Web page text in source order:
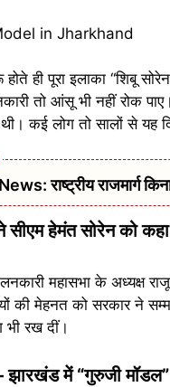
ही पूरा इलाका “शिबू
तो आंसू भी नहीं रोक
थी। कई लोग तो सालों से
राष्ट्रीय राजमार्ग
सीएम हेमंत सोरेन को
महासभा के अध्यक्ष
की मेहनत को सरकार ने
भी रख दीं।
झारखंड में “गुरुजी